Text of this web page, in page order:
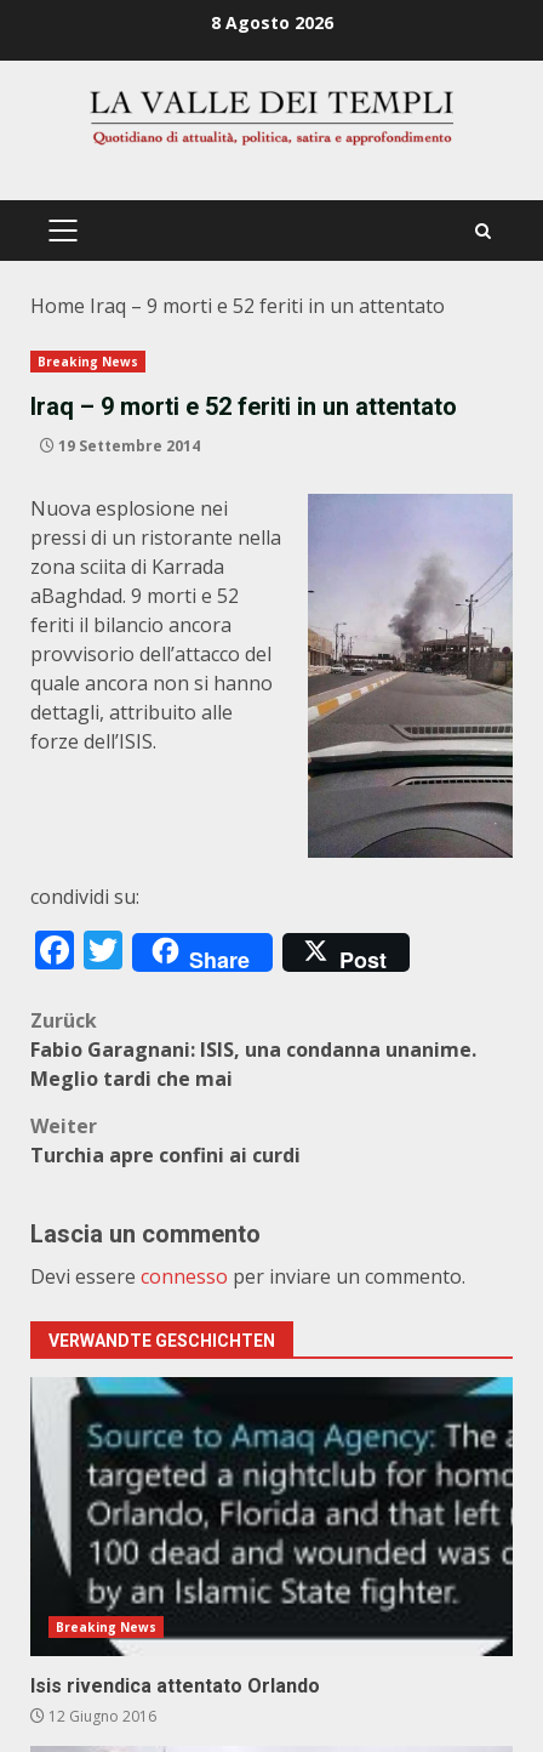
8 Agosto 2026
PRIMÄRES
Home Iraq – 9 morti e 52 feriti in un attentato
Breaking News
Iraq – 9 morti e 52 feriti in un attentato
19 Settembre 2014
Nuova esplosione nei
pressi di un ristorante nella
zona sciita di Karrada
aBaghdad. 9 morti e 52
feriti il bilancio ancora
provvisorio dell’attacco del
quale ancora non si hanno
dettagli, attribuito alle
forze dell’ISIS.
condividi su:
Facebook
Twitter
Share Post
Beitragsnavigation
Zurück
Fabio Garagnani: ISIS, una condanna unanime.
Meglio tardi che mai
Weiter
Turchia apre confini ai curdi
Lascia un commento
Devi essere connesso per inviare un commento.
VERWANDTE GESCHICHTEN
Breaking News
Isis rivendica attentato Orlando
12 Giugno 2016